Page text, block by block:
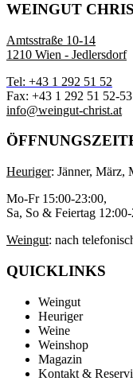
WEINGUT
Amtsstraße 10-14
1210 Wien - Jedlersdorf
Tel: +43 1 292 51 52
Fax: +43 1 292 51 52-53
info@weingut-christ.at
Heuriger: Jänner, März,
Mo-Fr 15:00-23:00,
Sa, So & Feiertag
Weingut: nach
QUICKLINKS
Weingut
Heuriger
Weine
Weinshop
Magazin
Kontakt &